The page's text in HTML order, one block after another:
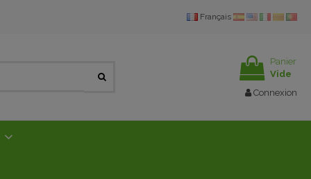
Français
Panier
Vide
Connexion